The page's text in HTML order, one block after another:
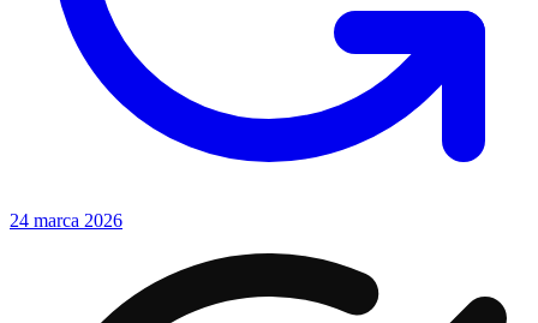
24 marca 2026